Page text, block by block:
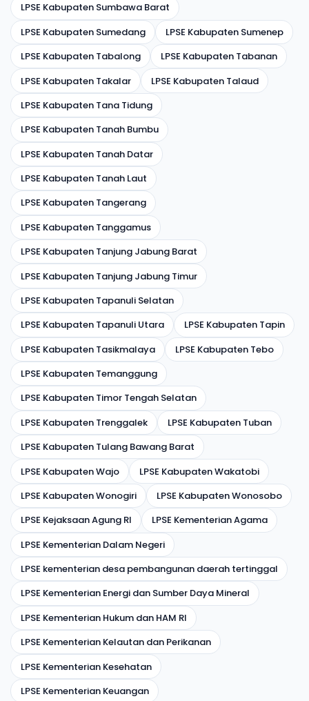
LPSE Kabupaten Sumbawa Barat
LPSE Kabupaten Sumedang
LPSE Kabupaten Sumenep
LPSE Kabupaten Tabalong
LPSE Kabupaten Tabanan
LPSE Kabupaten Takalar
LPSE Kabupaten Talaud
LPSE Kabupaten Tana Tidung
LPSE Kabupaten Tanah Bumbu
LPSE Kabupaten Tanah Datar
LPSE Kabupaten Tanah Laut
LPSE Kabupaten Tangerang
LPSE Kabupaten Tanggamus
LPSE Kabupaten Tanjung Jabung Barat
LPSE Kabupaten Tanjung Jabung Timur
LPSE Kabupaten Tapanuli Selatan
LPSE Kabupaten Tapanuli Utara
LPSE Kabupaten Tapin
LPSE Kabupaten Tasikmalaya
LPSE Kabupaten Tebo
LPSE Kabupaten Temanggung
LPSE Kabupaten Timor Tengah Selatan
LPSE Kabupaten Trenggalek
LPSE Kabupaten Tuban
LPSE Kabupaten Tulang Bawang Barat
LPSE Kabupaten Wajo
LPSE Kabupaten Wakatobi
LPSE Kabupaten Wonogiri
LPSE Kabupaten Wonosobo
LPSE Kejaksaan Agung RI
LPSE Kementerian Agama
LPSE Kementerian Dalam Negeri
LPSE kementerian desa pembangunan daerah tertinggal
LPSE Kementerian Energi dan Sumber Daya Mineral
LPSE Kementerian Hukum dan HAM RI
LPSE Kementerian Kelautan dan Perikanan
LPSE Kementerian Kesehatan
LPSE Kementerian Keuangan